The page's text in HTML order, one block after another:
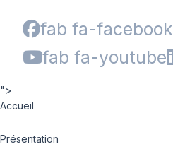
fab fa-facebook
fab fa-youtube
">
Accueil
Présentation